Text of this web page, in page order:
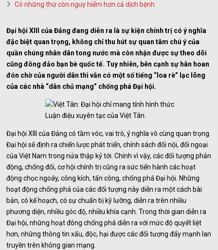
Có những thứ còn nguy hiểm hơn cả dịch bệnh
Đại hội XIII của Đảng đang diễn ra là sự kiện chính trị có ý nghĩa
đặc biệt quan trọng, không chỉ thu hút sự quan tâm chú ý của
quần chúng nhân dân tong nước mà còn nhận được sự theo dõi
cũng đông đảo bạn bè quốc tế. Tuy nhiên, bên cạnh sự hân hoan
đón chờ của người dân thì vẫn có một số tiếng “loa rè” lạc lõng
của các nhà “dân chủ mạng” chống phá Đại hội.
Luận điệu xuyên tạc của Việt Tân.
Đại hội XIII của Đảng có tầm vóc, vai trò, ý nghĩa vô cùng quan trọng.
Đại hội sẽ định ra chiến lược phát triển, chính sách đối nội, đối ngoại
của Việt Nam trong nửa thập kỷ tới. Chính vì vậy, các đối tượng phản
động, chống đối, cơ hội chính trị cũng ra sức tiến hành các hoạt
động chọc ngoáy, công kích, tấn công, chống phá Đại hội. Những
hoạt động chống phá của các đối tượng này diễn ra một cách bài
bản, có kế hoạch, có sự chuẩn bị kỹ lưỡng, diễn ra trên nhiều
phương diện, nhiều góc độ, nhiều khía cạnh. Trong thời gian diễn ra
Đại hội, những hoạt đông chống phá diễn ra với mức độ quyết liệt
hơn, những thông tin xấu, độc, hại được các đối tượng đẩy mạnh lan
truyền trên không gian mạng.